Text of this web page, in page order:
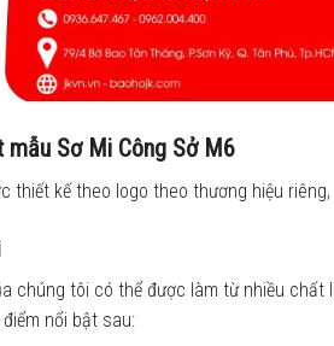
mẫu Sơ Mi Công Sở M6
thiết kế theo logo theo thương hiệu
chúng tôi có thể được làm từ nhiều chất
nổi bật sau: